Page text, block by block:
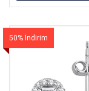
50% İndirim